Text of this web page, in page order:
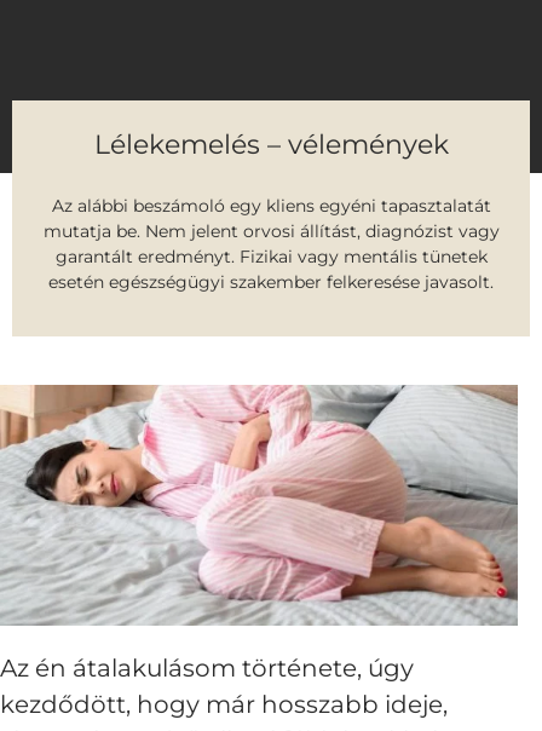
Lélekemelés – vélemények
Az alábbi beszámoló egy kliens egyéni tapasztalatát
mutatja be. Nem jelent orvosi állítást, diagnózist vagy
garantált eredményt. Fizikai vagy mentális tünetek
esetén egészségügyi szakember felkeresése javasolt.
Az én átalakulásom története, úgy
kezdődött, hogy már hosszabb ideje,